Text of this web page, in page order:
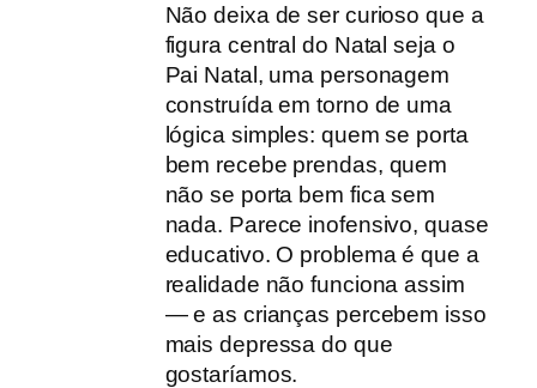
Não deixa de ser curioso que a
figura central do Natal seja o
Pai Natal, uma personagem
construída em torno de uma
lógica simples: quem se porta
bem recebe prendas, quem
não se porta bem fica sem
nada. Parece inofensivo, quase
educativo. O problema é que a
realidade não funciona assim
— e as crianças percebem isso
mais depressa do que
gostaríamos.